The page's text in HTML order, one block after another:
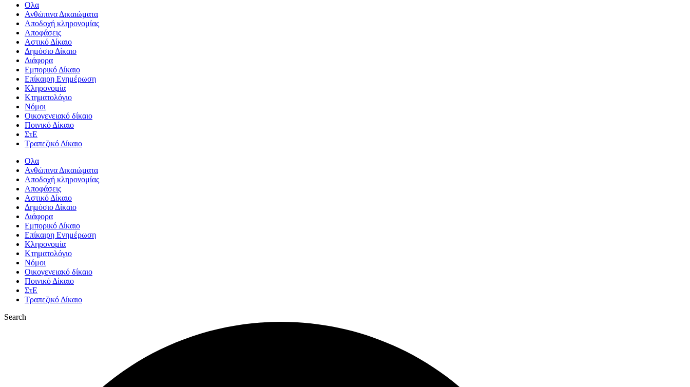
Ολα
Ανθώπινα Δικαιώματα
Aποδοχή κληρονομίας
Αποφάσεις
Αστικό Δίκαιο
Δημόσιο Δίκαιο
Διάφορα
Εμπορικό Δίκαιο
Επίκαιρη Ενημέρωση
Kληρονομία
Κτηματολόγιο
Νόμοι
Οικογενειακό δίκαιο
Ποινικό Δίκαιο
ΣτΕ
Τραπεζικό Δίκαιο
Ολα
Ανθώπινα Δικαιώματα
Aποδοχή κληρονομίας
Αποφάσεις
Αστικό Δίκαιο
Δημόσιο Δίκαιο
Διάφορα
Εμπορικό Δίκαιο
Επίκαιρη Ενημέρωση
Kληρονομία
Κτηματολόγιο
Νόμοι
Οικογενειακό δίκαιο
Ποινικό Δίκαιο
ΣτΕ
Τραπεζικό Δίκαιο
Search